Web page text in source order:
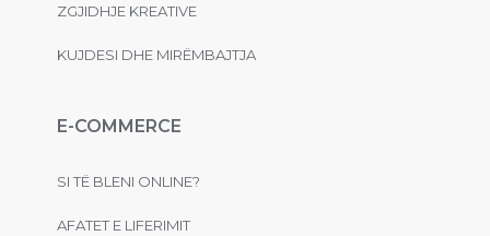
ZGJIDHJE KREATIVE
KUJDESI DHE MIRËMBAJTJA
E-COMMERCE
SI TË BLENI ONLINE?
AFATET E LIFERIMIT